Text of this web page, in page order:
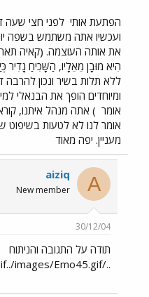
הפתעת אותי לפני חצי שעה
ועכשיו אתה משתמש בשפה
את אותה העוצמה. (קאיה
הִיא מוּבָן מֵאֵלָיו, הַשָּׁכִיחַ
ללא תלות בשיר ונכון להרבה
ומיוחדים הופך את הבנאלי
אומר ) אתה מנהל איתנו,
אומר לנו לא לטעות בשיפוט
מעניין. יפה מאוד
A
aiziq
New member
30/12/04
תודה על התגובה והניתוח
../images/Emo9.gif../images/Emo45.gif